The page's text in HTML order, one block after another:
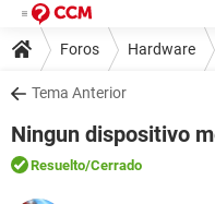
Foros Hardware
Tema Anterior
Ningun dispositivo
Resuelto/Cerrado